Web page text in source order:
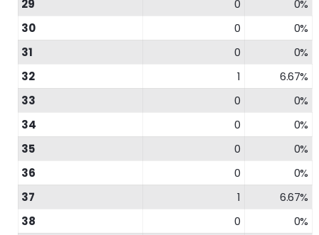
29
0
0%
30
0
0%
31
0
0%
32
1
6.67%
33
0
0%
34
0
0%
35
0
0%
36
0
0%
37
1
6.67%
38
0
0%